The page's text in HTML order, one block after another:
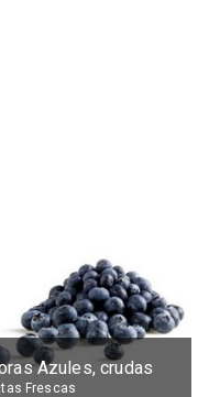
Azules, crudas
Frescas